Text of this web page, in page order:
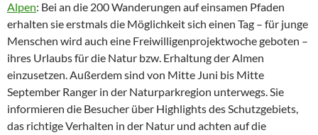
Alpen: Bei an die 200 Wanderungen auf einsamen Pfaden
erhalten sie erstmals die Möglichkeit sich einen Tag – für junge
Menschen wird auch eine Freiwilligenprojektwoche geboten –
ihres Urlaubs für die Natur bzw. Erhaltung der Almen
einzusetzen. Außerdem sind von Mitte Juni bis Mitte
September Ranger in der Naturparkregion unterwegs. Sie
informieren die Besucher über Highlights des Schutzgebiets,
das richtige Verhalten in der Natur und achten auf die